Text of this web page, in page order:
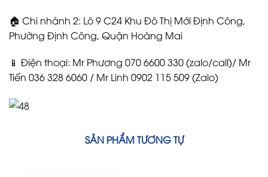
🏠 Chi nhánh 2: Lô 9 C24 Khu Đô Thị Mới Định Công,
Phường Định Công, Quận Hoàng Mai
📱 Điện thoại: Mr Phương 070 6600 330 (zalo/call)/ Mr
Tiến 036 328 6060 / Mr Linh 0902 115 509 (Zalo)
SẢN PHẨM TƯƠNG TỰ